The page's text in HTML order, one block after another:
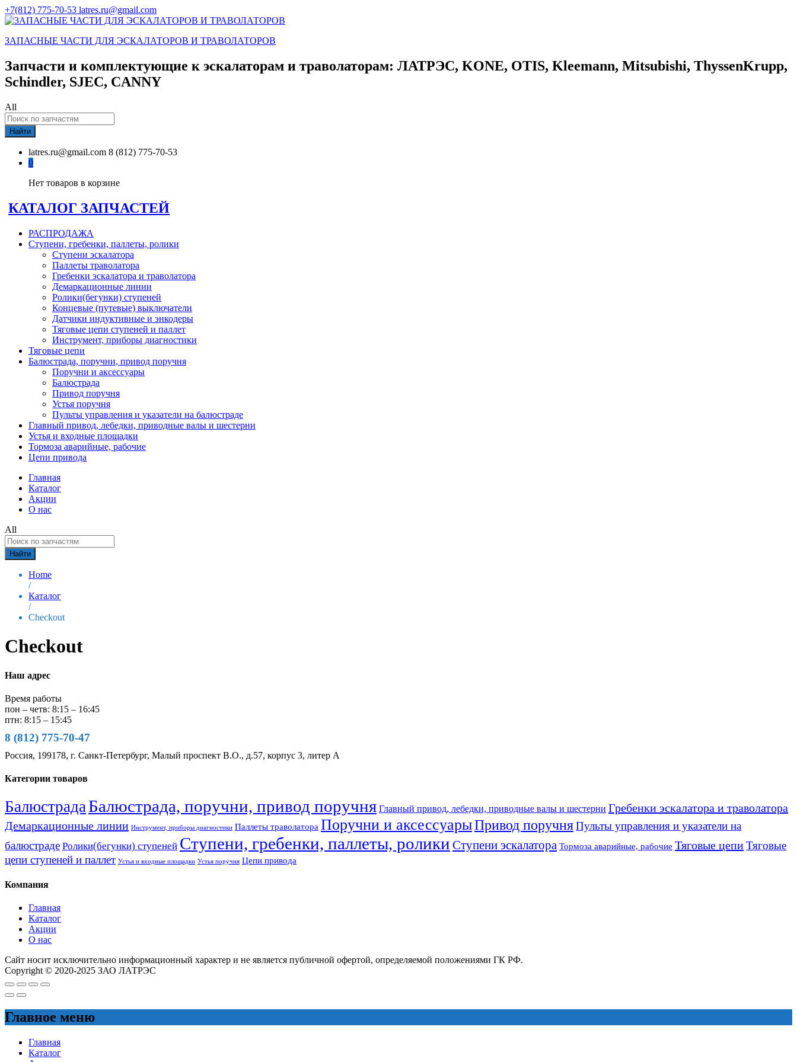
+7(812) 775-70-53 latres.ru@gmail.com
ЗАПАСНЫЕ ЧАСТИ ДЛЯ ЭСКАЛАТОРОВ И ТРАВОЛАТОРОВ
Запчасти и комплектующие к эскалаторам и траволаторам: ЛАТРЭС, KONE, OTIS, Kleemann, Mitsubishi, ThyssenKrupp,
Schindler, SJEC, CANNY
All
Найти
latres.ru@gmail.com 8 (812) 775-70-53
0
Нет товаров в корзине
КАТАЛОГ ЗАПЧАСТЕЙ
РАСПРОДАЖА
Ступени, гребенки, паллеты, ролики
Ступени эскалатора
Паллеты траволатора
Гребенки эскалатора и траволатора
Демаркационные линии
Ролики(бегунки) ступеней
Концевые (путевые) выключатели
Датчики индуктивные и энкодеры
Тяговые цепи ступеней и паллет
Инструмент, приборы диагностики
Тяговые цепи
Балюстрада, поручни, привод поручня
Поручни и аксессуары
Балюстрада
Привод поручня
Устья поручня
Пульты управления и указатели на балюстраде
Главный привод, лебедки, приводные валы и шестерни
Устья и входные площадки
Тормоза аварийные, рабочие
Цепи привода
Главная
Каталог
Акции
О нас
All
Найти
Home
/
Каталог
/
Checkout
Checkout
Наш адрес
Время работы
пон – четв: 8:15 – 16:45
птн: 8:15 – 15:45
8 (812) 775-70-47
Россия, 199178, г. Санкт-Петербург, Малый проспект В.О., д.57, корпус 3, литер А
Категории товаров
БалюстрадаБалюстрада, поручни, привод поручня Главный привод, лебедки, приводные валы и шестерни Гребенки эскалатора и траволатора
Демаркационные линии Инструмент, приборы диагностики Паллеты траволатора Поручни и аксессуарыПривод поручняПульты управления и указатели на
балюстраде Ролики(бегунки) ступеней Ступени, гребенки, паллеты, ролики Ступени эскалатора Тормоза аварийные, рабочие Тяговые цепиТяговые
цепи ступеней и паллет Устья и входные площадки Устья поручня Цепи привода
Компания
Главная
Каталог
Акции
О нас
Сайт носит исключительно информационный характер и не является публичной офертой, определяемой положениями ГК РФ.
Copyright © 2020-2025 ЗАО ЛАТРЭС
Главное меню
Главная
Каталог